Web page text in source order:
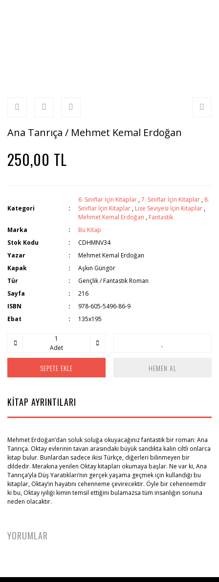
Ana Tanrıça / Mehmet Kemal Erdoğan
250,00 TL
Kategori
6. Sınıflar İçin Kitaplar ,7. Sınıflar İçin Kitaplar , 8.
Sınıflar İçin Kitaplar , Lise Seviyesi İçin Kitaplar ,
Mehmet Kemal Erdoğan , Fantastik
Marka
Bu Kitap
Stok Kodu
CDHMNV34
Yazar
Mehmet Kemal Erdoğan
Kapak
Aşkın Güngör
Tür
Gençlik / Fantastik Roman
Sayfa
216
ISBN
978-605-5496-86-9
Ebat
135x195
Adet
SEPETE EKLE HEMEN AL
KİTAP AYRINTILARI
Mehmet Erdoğan’dan soluk soluğa okuyacağınız fantastik bir roman: Ana
Tanrıça. Oktay evlerinin tavan arasındaki büyük sandıkta kalın ciltli onlarca
kitap bulur. Bunlardan sadece ikisi Türkçe, diğerleri bilinmeyen bir
dildedir. Merakına yenilen Oktay kitapları okumaya başlar. Ne var ki, Ana
Tanrıça’yla Düş Yaratıkları’nın gerçek yaşama geçmek için kullandığı bu
kitaplar, Oktay’ın hayatını cehenneme çevirecektir. Öyle bir cehennemdir
ki bu, Oktay iyiliği kimin temsil ettiğini bulamazsa tüm insanlığın sonuna
neden olacaktır.
YORUMLAR